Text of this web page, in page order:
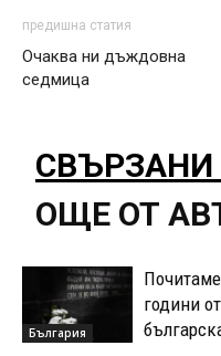
предишна статия
Очаква ни дъждовна
седмица
СВЪРЗАНИ
ОЩЕ ОТ
България
години